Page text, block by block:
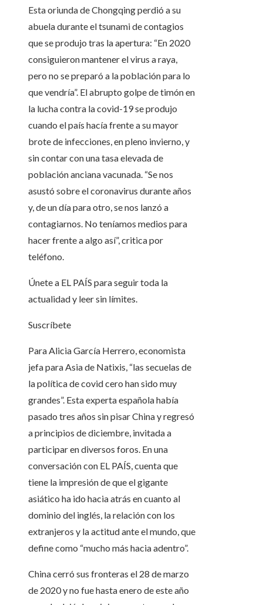
Esta oriunda de Chongqing perdió a su
abuela durante el tsunami de contagios
que se produjo tras la apertura: “En 2020
consiguieron mantener el virus a raya,
pero no se preparó a la población para lo
que vendría”. El abrupto golpe de timón en
la lucha contra la covid-19 se produjo
cuando el país hacía frente a su mayor
brote de infecciones, en pleno invierno, y
sin contar con una tasa elevada de
población anciana vacunada. “Se nos
asustó sobre el coronavirus durante años
y, de un día para otro, se nos lanzó a
contagiarnos. No teníamos medios para
hacer frente a algo así”, critica por
teléfono.
Únete a EL PAÍS para seguir toda la
actualidad y leer sin límites.
Suscríbete
Para Alicia García Herrero, economista
jefa para Asia de Natixis, “las secuelas de
la política de covid cero han sido muy
grandes”. Esta experta española había
pasado tres años sin pisar China y regresó
a principios de diciembre, invitada a
participar en diversos foros. En una
conversación con EL PAÍS, cuenta que
tiene la impresión de que el gigante
asiático ha ido hacia atrás en cuanto al
dominio del inglés, la relación con los
extranjeros y la actitud ante el mundo, que
define como “mucho más hacia adentro”.
China cerró sus fronteras el 28 de marzo
de 2020 y no fue hasta enero de este año